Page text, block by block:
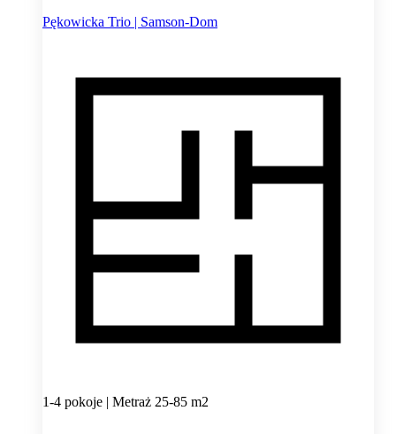
Pękowicka Trio | Samson-Dom
1-4 pokoje | Metraż 25-85 m2